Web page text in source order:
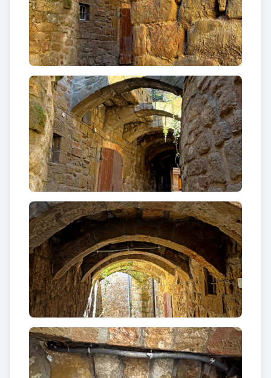
Aquesta sèrie d'arcs estan fets amb carreus de
pedra regulars amb el punt d'arrencada des dels
murs annexos, fets amb carreus de grans
dimensions. Originàriament, l'espai entre els arcs
estava cobert per grans blocs de pedra de forma
rectangular, actualment conservats parcialment.
En el cas de labaixada de Sant Rochauríem de
parlar d’un doble portal. Un de més primitiu,
d’època medieval, que hauria constituït el pas més
directe des del pont de Sanaüja. S’hi pot identificar
al damunt les restes d’una polleguera. L’actual
portal, que substituí el primitiu portal medieval, va
ser bastit fins al final del s. XVIII o durant el s. XIX.
Presenta un arc escarser adovellat, a la clau del qual
hi trobem esculpit un escut amb les armes dels
Sanaüja. En un dels muntants de l’arc hi trobem
incisa la data 1893. Dona origen a un pas cobert, a
una banda del qual antigament s’hi emplaçava la
capella on es venerava la imatge de Sant Roc,
protector contra la pesta.